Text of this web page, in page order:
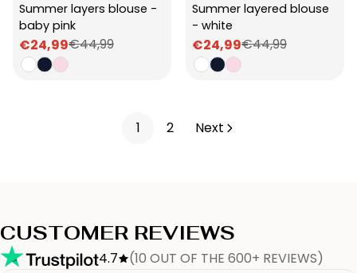
Summer layers blouse -
baby pink
Sale
price
€24,99
Regular
price
€44,99
Summer layered blouse
- white
Sale
price
€24,99
Regular
price
€44,99
1 2 Next
CUSTOMER REVIEWS
4.7 (10 OUT OF THE 600+ REVIEWS)